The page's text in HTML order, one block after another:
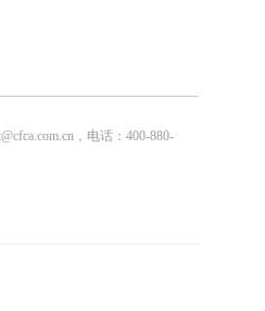
，电话：400-880-